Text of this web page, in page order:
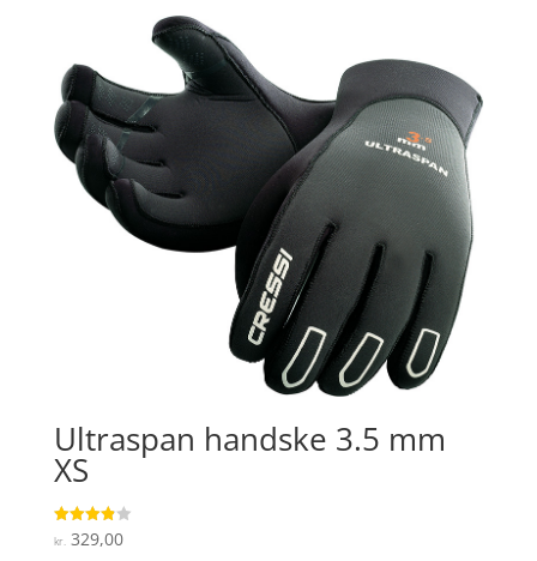
Ultraspan handske 3.5 mm
XS
Vurderet
3.9
kr. 329,00